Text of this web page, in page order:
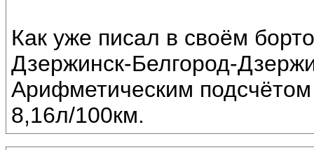
Как уже писал в своём
Дзержинск-Белгород-
Арифметическим
8,16л/100км.